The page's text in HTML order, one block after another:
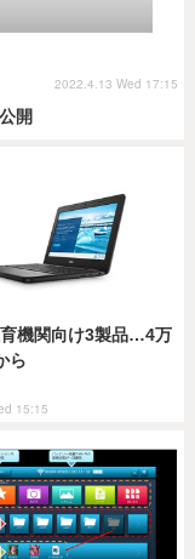
開
2022.4.13 Wed 17:15
機関向け3製品…4万
ら
15:15